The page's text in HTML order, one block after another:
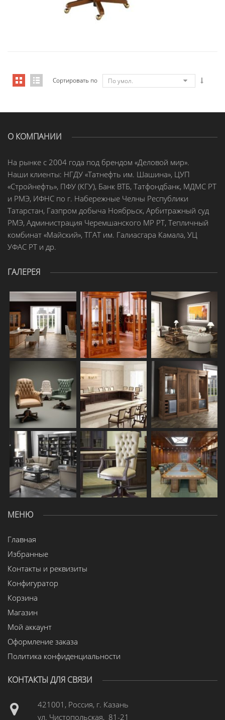
6 954,57€
Сортировать по По умол.
О КОМПАНИИ
На рынке с 2004 года под брендом «Деловой мир».
Наши клиенты: НГДУ «Татнефть им. Шашина», ЦУП
«Стройнефть», ПФУ (КГУ), Банк ВТБ, Татфондбанк, МДМС РТ
и РМЭ, ИФНС по г. Набережные Челны Республики
Татарстан, Газпром добыча Ноябрьск, Арбитражный суд
РМЭ, Администрация Черемшанского МР РТ, Тепличный
комбинат «Майский», ТГАТ им. Галиасгара Камала, УЦ
УФАС РТ и др.
ГАЛЕРЕЯ
МЕНЮ
Главная
Избранные
Контакты и реквизиты
Конфигуратор
Корзина
Магазин
Мой аккаунт
Оформление заказа
Политика конфиденциальности
КОНТАКТЫ ДЛЯ СВЯЗИ
421001, Россия, г. Казань
ул. Чистопольская, 81-21